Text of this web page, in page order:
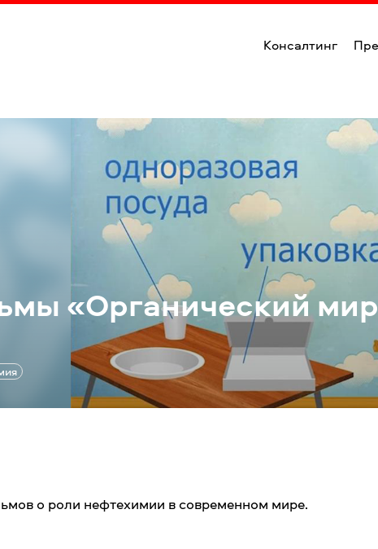
Консалтинг
«Органический
о роли нефтехимии в современном мире.